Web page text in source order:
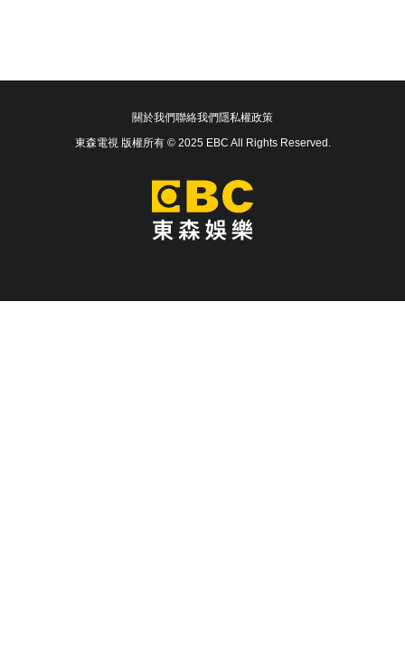
關於我們聯絡我們隱私權政策
東森電視 版權所有 © 2025 EBC All Rights Reserved.